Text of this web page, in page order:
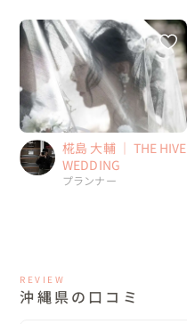
椛島 大輔 ｜ THE HIVE
WEDDING
プランナー
REVIEW
沖縄県の口コミ